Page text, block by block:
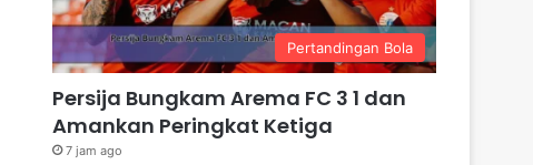
Pertandingan Bola
Persija Bungkam Arema FC 3 1 dan
Amankan Peringkat Ketiga
7 jam ago